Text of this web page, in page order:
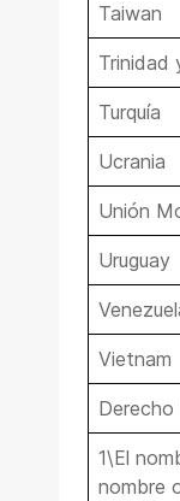
Taiwan
Trinidad
Turquía
Ucrania
Unión
Uruguay
Vietnam
Derecho
1\El
nombre